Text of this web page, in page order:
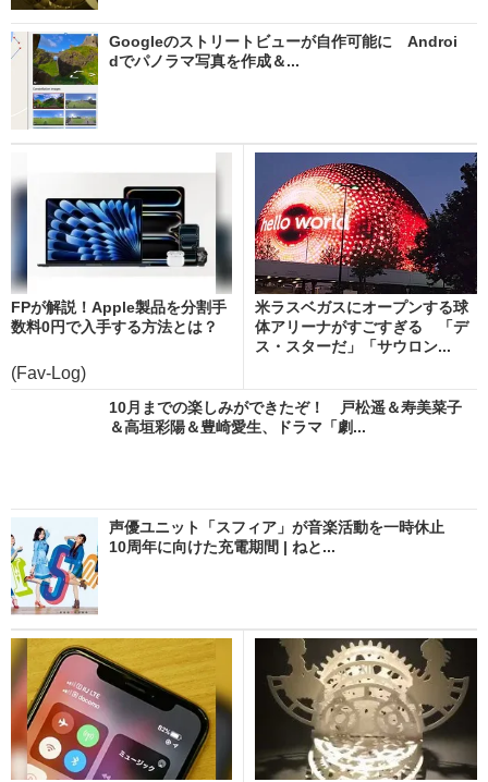
Googleのストリートビューが自作可能に Androi
dでパノラマ写真を作成＆...
FPが解説！Apple製品を分割手
数料0円で入手する方法とは？
(Fav-Log)
米ラスベガスにオープンする球
体アリーナがすごすぎる 「デ
ス・スターだ」「サウロン...
10月までの楽しみができたぞ！ 戸松遥＆寿美菜子
＆高垣彩陽＆豊崎愛生、ドラマ「劇...
声優ユニット「スフィア」が音楽活動を一時休止
10周年に向けた充電期間 | ねと...